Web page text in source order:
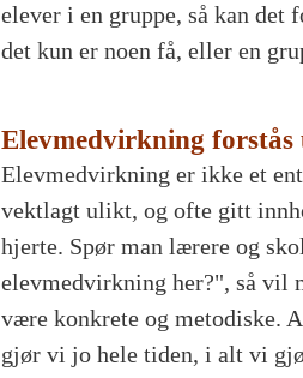
elever i en gruppe, så kan
det kun er noen få, eller en
Elevmedvirkning
Elevmedvirkning er ikke et
vektlagt ulikt, og ofte gitt
hjerte. Spør man lærere og
elevmedvirkning her?", så vil
være konkrete og metodiske.
gjør vi jo hele tiden, i alt vi